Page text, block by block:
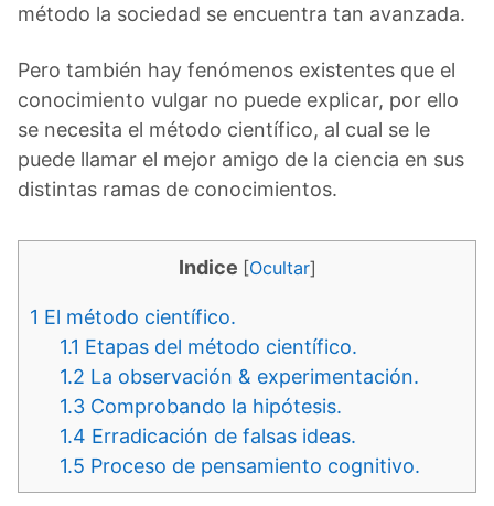
método la sociedad se encuentra tan avanzada.
Pero también hay fenómenos existentes que el
conocimiento vulgar no puede explicar, por ello
se necesita el método científico, al cual se le
puede llamar el mejor amigo de la ciencia en sus
distintas ramas de conocimientos.
Indice [Ocultar]
1 El método científico.
1.1 Etapas del método científico.
1.2 La observación & experimentación.
1.3 Comprobando la hipótesis.
1.4 Erradicación de falsas ideas.
1.5 Proceso de pensamiento cognitivo.